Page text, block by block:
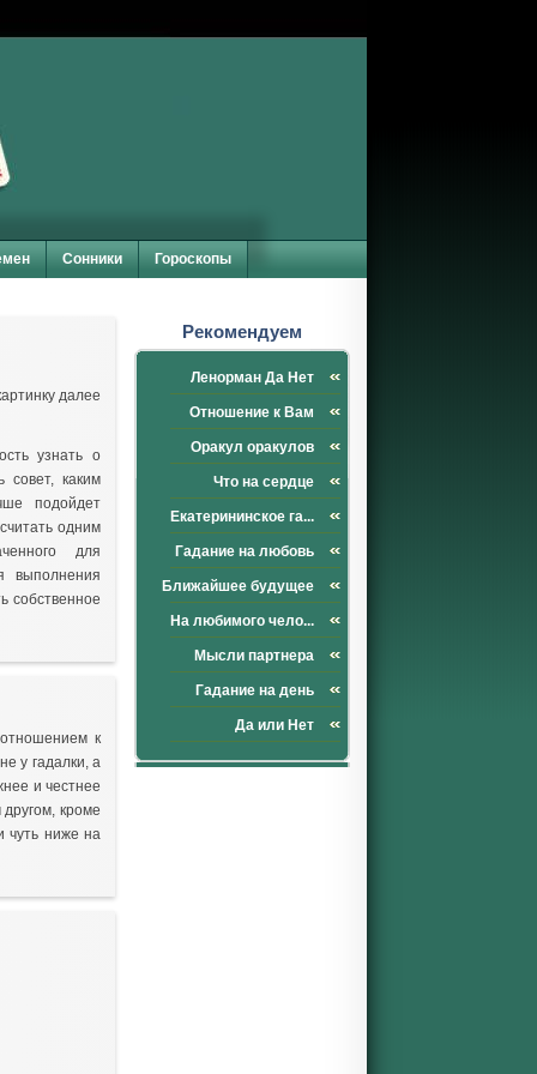
Сонники Гороскопы
далее
узнать о
каким
подойдет
одним
для
выполнения
собственное
к
у гадалки, а
и честнее
кроме
чуть ниже на
Рекомендуем
Ленорман Да Нет
Отношение к Вам
Оракул оракулов
Что на сердце
Екатерининское га...
Гадание на любовь
Ближайшее будущее
На любимого чело...
Мысли партнера
Гадание на день
Да или Нет